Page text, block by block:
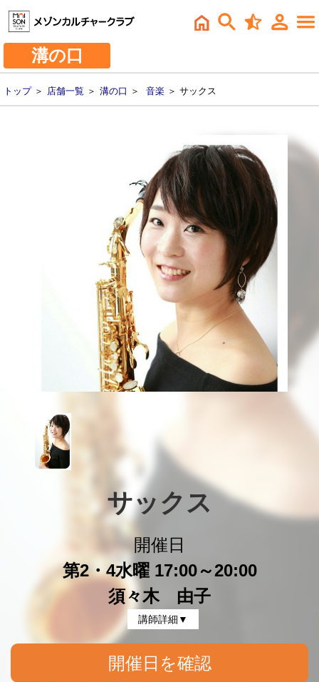
溝の口
トップ＞ 店舗一覧 ＞ 溝の口 ＞ 音楽 ＞ サックス
サックス
開催日
第2・4水曜 17:00～20:00
須々木 由子
講師詳細▼
開催日を確認